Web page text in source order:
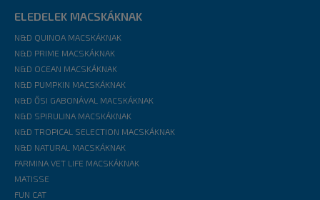
ELEDELEK MACSKÁKNAK
N&D QUINOA MACSKÁKNAK
N&D PRIME MACSKÁKNAK
N&D OCEAN MACSKÁKNAK
N&D PUMPKIN MACSKÁKNAK
N&D ŐSI GABONÁVAL MACSKÁKNAK
N&D SPIRULINA MACSKÁKNAK
N&D TROPICAL SELECTION MACSKÁKNAK
N&D NATURAL MACSKÁKNAK
FARMINA VET LIFE MACSKÁKNAK
MATISSE
FUN CAT